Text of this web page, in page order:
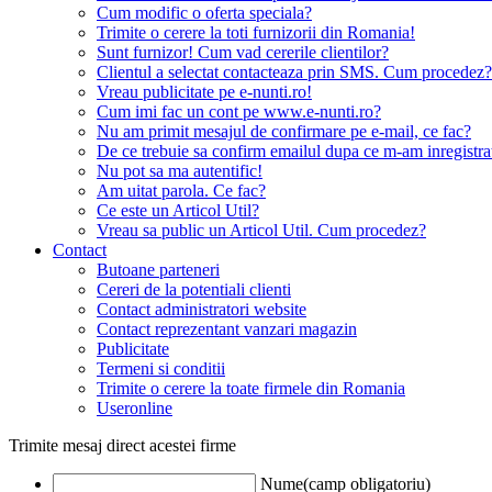
Cum modific o oferta speciala?
Trimite o cerere la toti furnizorii din Romania!
Sunt furnizor! Cum vad cererile clientilor?
Clientul a selectat contacteaza prin SMS. Cum procedez?
Vreau publicitate pe e-nunti.ro!
Cum imi fac un cont pe www.e-nunti.ro?
Nu am primit mesajul de confirmare pe e-mail, ce fac?
De ce trebuie sa confirm emailul dupa ce m-am
Nu pot sa ma autentific!
Am uitat parola. Ce fac?
Ce este un Articol Util?
Vreau sa public un Articol Util. Cum procedez?
Contact
Butoane parteneri
Cereri de la potentiali clienti
Contact administratori website
Contact reprezentant vanzari magazin
Publicitate
Termeni si conditii
Trimite o cerere la toate firmele din Romania
Useronline
Trimite mesaj direct acestei firme
Nume(camp obligatoriu)